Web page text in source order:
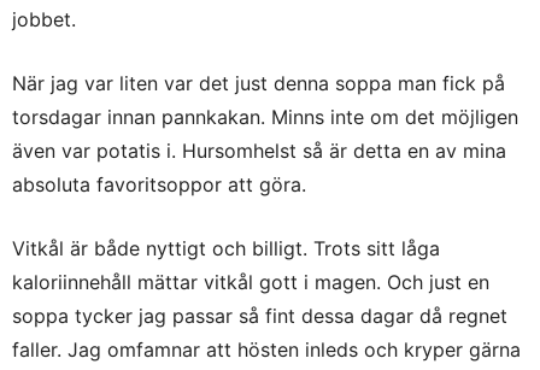
jobbet.
När jag var liten var det just denna soppa man fick på
torsdagar innan pannkakan. Minns inte om det möjligen
även var potatis i. Hursomhelst så är detta en av mina
absoluta favoritsoppor att göra.
Vitkål är både nyttigt och billigt. Trots sitt låga
kaloriinnehåll mättar vitkål gott i magen. Och just en
soppa tycker jag passar så fint dessa dagar då regnet
faller. Jag omfamnar att hösten inleds och kryper gärna